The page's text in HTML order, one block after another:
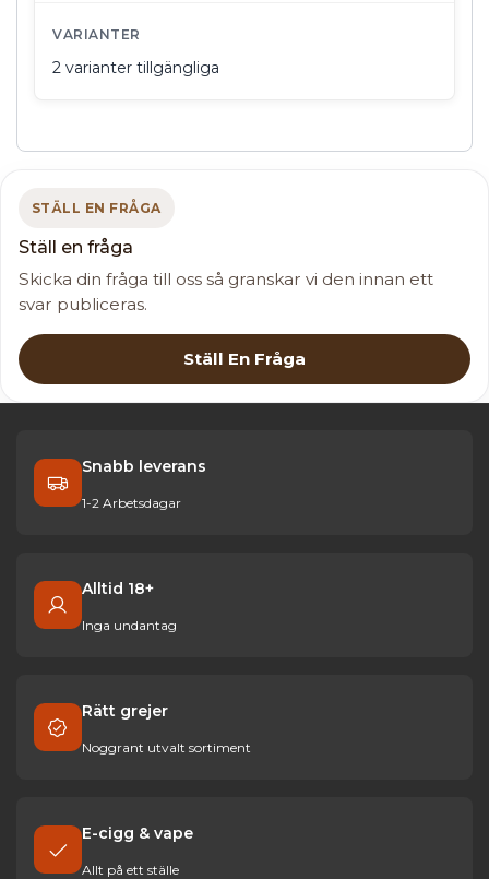
VARIANTER
2 varianter tillgängliga
STÄLL EN FRÅGA
Ställ en fråga
Skicka din fråga till oss så granskar vi den innan ett
svar publiceras.
Ställ En Fråga
Snabb leverans
1-2 Arbetsdagar
Alltid 18+
Inga undantag
Rätt grejer
Noggrant utvalt sortiment
E-cigg & vape
Allt på ett ställe